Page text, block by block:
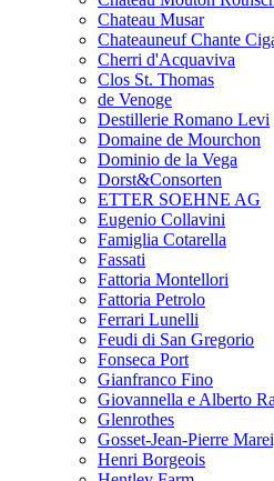
Chateau Musar
Chateauneuf Chante
Cherri d'Acquaviva
Clos St. Thomas
de Venoge
Destillerie Romano Levi
Domaine de Mourchon
Dominio de la Vega
Dorst&Consorten
ETTER SOEHNE AG
Eugenio Collavini
Famiglia Cotarella
Fassati
Fattoria Montellori
Fattoria Petrolo
Ferrari Lunelli
Feudi di San Gregorio
Fonseca Port
Gianfranco Fino
Giovannella e Alberto
Glenrothes
Gosset-Jean-Pierre
Henri Borgeois